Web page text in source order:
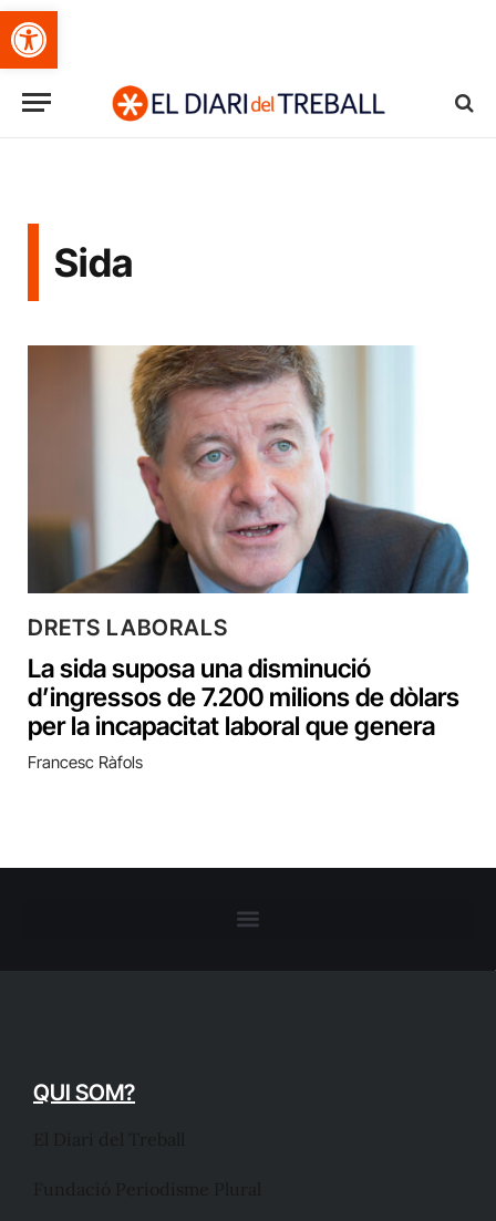
Obre la barra d'eines
Sida
DRETS LABORALS
La sida suposa una disminució
d’ingressos de 7.200 milions de dòlars
per la incapacitat laboral que genera
Francesc Ràfols
QUI SOM?